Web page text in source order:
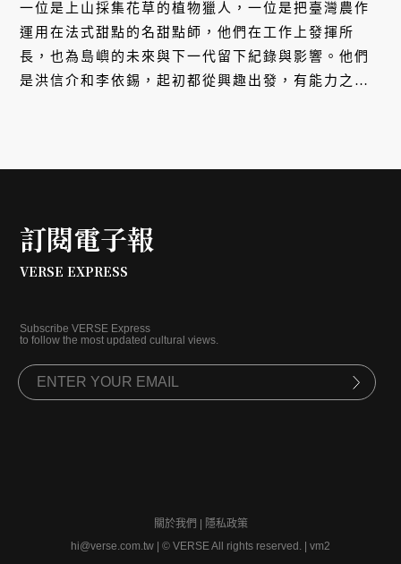
一位是上山採集花草的植物獵人，一位是把臺灣農作
運用在法式甜點的名甜點師，他們在工作上發揮所
長，也為島嶼的未來與下一代留下紀錄與影響。他們
是洪信介和李依錫，起初都從興趣出發，有能力之
訂閱電子報
VERSE EXPRESS
Subscribe VERSE Express
to follow the most updated cultural views.
關於我們
隱私政策
hi@verse.com.tw
© VERSE All rights reserved. | vm2